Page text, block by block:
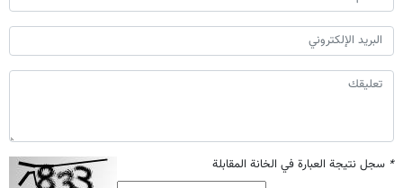
* سجل نتيجة العبارة في الخانة المقابلة